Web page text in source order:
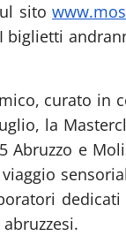
sito
curato in
la
Abruzzo e
viaggio